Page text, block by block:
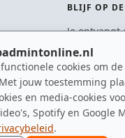
cookies om
jouw toestemming
en media-cookies
Spotify en Google
.
BLIJF OP
Je ontvangt
jaar een e-
laatste
E-mailadres